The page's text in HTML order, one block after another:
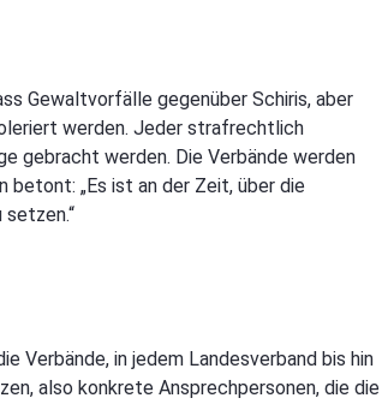
Gewaltvorfälle gegenüber Schiris, aber
werden. Jeder strafrechtlich
gebracht werden. Die Verbände werden
betont: „Es ist an der Zeit, über die
Verbände, in jedem Landesverband bis hin
also konkrete Ansprechpersonen, die die